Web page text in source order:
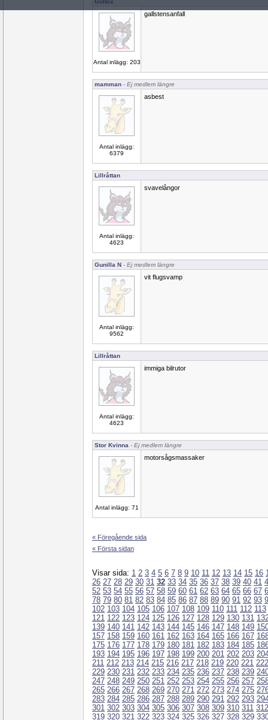
Goltex
Antal inlägg: 203
gallstensanfall
mamman - Ej medlem längre
Antal inlägg:
6379
asbest
Lillråttan
Antal inlägg:
4623
svavelångor
Gunilla N - Ej medlem längre
Antal inlägg:
9562
vit flugsvamp
Lillråttan
Antal inlägg:
4623
immiga bilrutor
Stor Kvinna - Ej medlem längre
Antal inlägg: 71
motorsågsmassaker
« Föregående sida
« Första sidan
Visar sida: 1 2 3 4 5 6 7 8 9 10 11 12 13 14 15 16
26 27 28 29 30 31 32 33 34 35 36 37 38 39 40 41
52 53 54 55 56 57 58 59 60 61 62 63 64 65 66 67
78 79 80 81 82 83 84 85 86 87 88 89 90 91 92 93
102 103 104 105 106 107 108 109 110 111 112 113
121 122 123 124 125 126 127 128 129 130 131
139 140 141 142 143 144 145 146 147 148 149
157 158 159 160 161 162 163 164 165 166 167
175 176 177 178 179 180 181 182 183 184 185
193 194 195 196 197 198 199 200 201 202 203
211 212 213 214 215 216 217 218 219 220 221 222
229 230 231 232 233 234 235 236 237 238 239
247 248 249 250 251 252 253 254 255 256 257
265 266 267 268 269 270 271 272 273 274 275
283 284 285 286 287 288 289 290 291 292 293
301 302 303 304 305 306 307 308 309 310 311 312
319 320 321 322 323 324 325 326 327 328 329